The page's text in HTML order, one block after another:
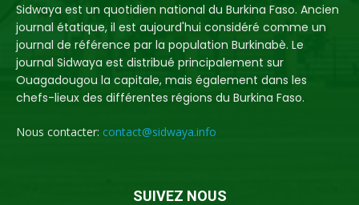
Sidwaya est un quotidien national du Burkina Faso. Ancien
journal étatique, il est aujourd'hui considéré comme un
journal de référence par la population Burkinabè. Le
journal Sidwaya est distribué principalement sur
Ouagadougou la capitale, mais également dans les
chefs-lieux des différentes régions du Burkina Faso.
Nous contacter: contact@sidwaya.info
SUIVEZ NOUS